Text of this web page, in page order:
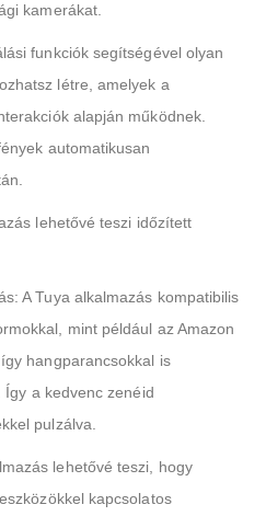
kamerákat.
funkciók segítségével olyan
létre, amelyek a
alapján működnek.
automatikusan
lehetővé teszi időzített
A Tuya alkalmazás kompatibilis
mint például az Amazon
hangparancsokkal is
a kedvenc zenéid
pulzálva.
lehetővé teszi, hogy
kapcsolatos